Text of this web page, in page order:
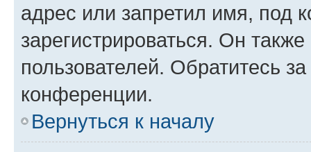
адрес или запретил имя, под
зарегистрироваться. Он
пользователей. Обратитесь
конференции.
Вернуться к началу